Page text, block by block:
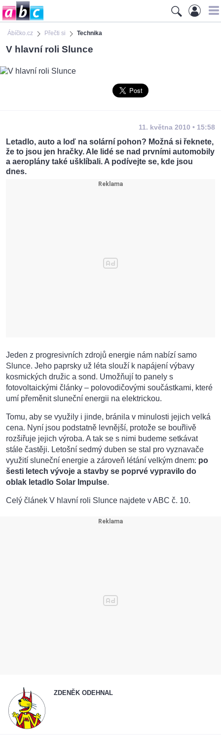
Ábíčko.cz Přečti si Technika
V hlavní roli Slunce
11. května 2010 • 15:58
Letadlo, auto a loď na solární pohon? Možná si řeknete,
že to jsou jen hračky. Ale lidé se nad prvními automobily
a aeroplány také ušklíbali. A podívejte se, kde jsou
dnes.
Jeden z progresivních zdrojů energie nám nabízí samo
Slunce. Jeho paprsky už léta slouží k napájení výbavy
kosmických družic a sond. Umožňují to panely s
fotovoltaickými články – polovodičovými součástkami, které
umí přeměnit sluneční energii na elektrickou.
Tomu, aby se využily i jinde, bránila v minulosti jejich velká
cena. Nyní jsou podstatně levnější, protože se bouřlivě
rozšiřuje jejich výroba. A tak se s nimi budeme setkávat
stále častěji. Letošní sedmý duben se stal pro vyznavače
využití sluneční energie a zároveň létání velkým dnem: po
šesti letech vývoje a stavby se poprvé vypravilo do
oblak letadlo Solar Impulse.
Celý článek V hlavní roli Slunce najdete v ABC č. 10.
ZDENĚK ODEHNAL